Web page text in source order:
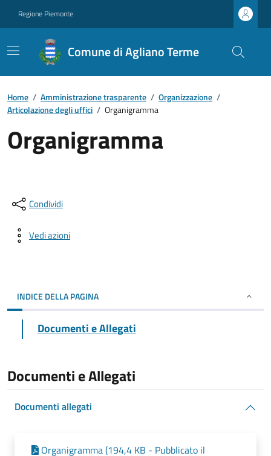
Regione Piemonte
Comune di Agliano Terme
Home / Amministrazione trasparente / Organizzazione /
Articolazione degli uffici / Organigramma
Organigramma
Condividi
Vedi azioni
INDICE DELLA PAGINA
Documenti e Allegati
Documenti e Allegati
Documenti allegati
Organigramma (194,4 KB - Pubblicato il